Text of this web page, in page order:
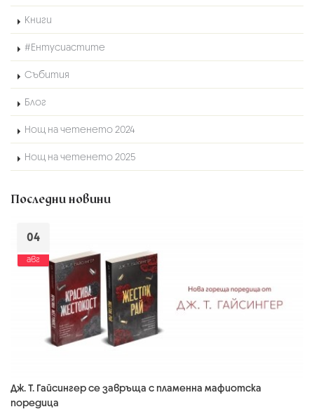
Книги
#Ентусиастите
Събития
Блог
Нощ на четенето 2024
Нощ на четенето 2025
Последни новини
04
авг
Дж. Т. Гайсингер се завръща с пламенна мафиотска
поредица